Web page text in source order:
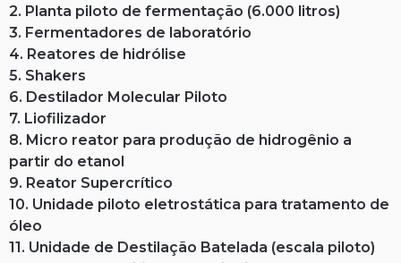
2. Planta piloto de fermentação (6.000 litros)
3. Fermentadores de laboratório
4. Reatores de hidrólise
5. Shakers
6. Destilador Molecular Piloto
7. Liofilizador
8. Micro reator para produção de hidrogênio a
partir do etanol
9. Reator Supercrítico
10. Unidade piloto eletrostática para tratamento de
óleo
11. Unidade de Destilação Batelada (escala piloto)